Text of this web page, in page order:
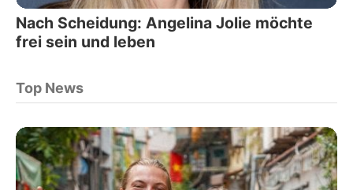
Nach Scheidung: Angelina Jolie möchte
frei sein und leben
Top News